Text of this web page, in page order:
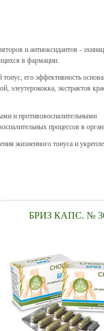
и антиоксидантов -
в фармации.
его эффективность
элеутерококка, экстрактов
и противовоспалительными
процессов в
жизненного тонуса и
БРИЗ КАПС. №